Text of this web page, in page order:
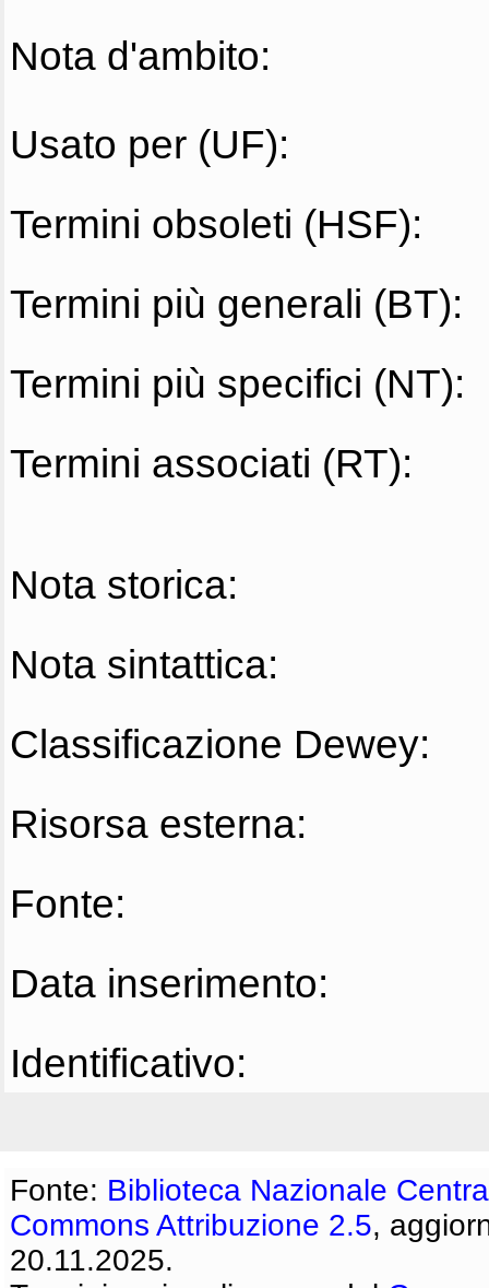
Nota d'ambito:
Usato per (UF):
Termini obsoleti (HSF):
Termini più generali (BT):
Termini più specifici (NT):
Termini associati (RT):
Nota storica:
Nota sintattica:
Classificazione Dewey:
Risorsa esterna:
Fonte:
Data inserimento:
Identificativo:
Fonte: Biblioteca Nazionale
Commons Attribuzione 2.5,
20.11.2025.